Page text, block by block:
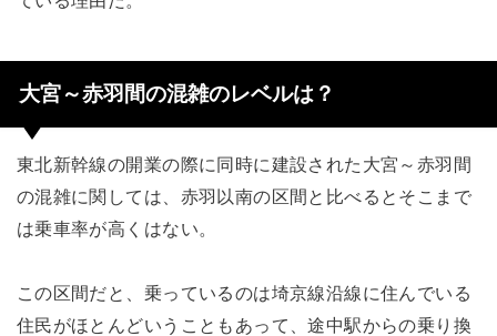
大宮～赤羽間の混雑のレベルは？
東北新幹線の開業の際に同時に建設された大宮～赤羽間
の混雑に関しては、赤羽以南の区間と比べるとそこまで
は乗車率が高くはない。
この区間だと、乗っているのは埼京線沿線に住んでいる
住民がほとんどいうこともあって、途中駅からの乗り換